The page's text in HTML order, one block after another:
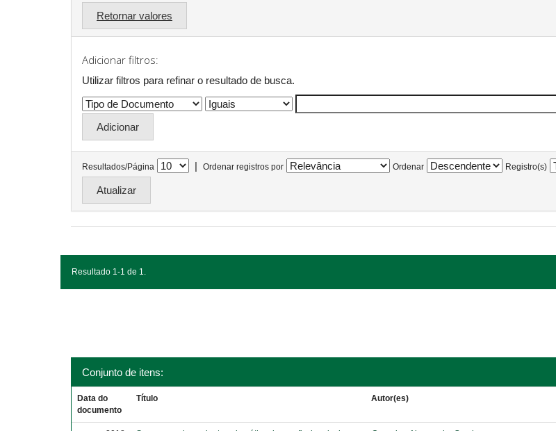
Retornar valores
Adicionar filtros:
Utilizar filtros para refinar o resultado de busca.
Resultados/Página | Ordenar registros por Ordenar Registro(s)
Resultado 1-1 de 1.
Conjunto de itens:
Data do
documento
Título Autor(es)